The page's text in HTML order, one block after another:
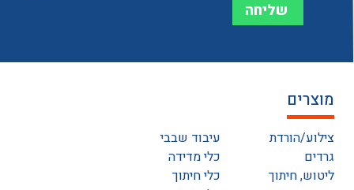
מוצרים
צילוע/הורדת
גרדים
ליטוש, חיתוך
עיבוד שבבי
כלי מדידה
כלי חיתוך